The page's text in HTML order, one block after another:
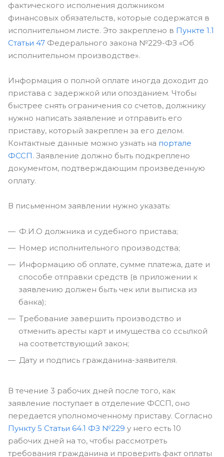
фактического исполнения должником
финансовых обязательств, которые содержатся в
исполнительном листе. Это закреплено в Пункте 1.1
Статьи 47 Федерального закона №229-ФЗ «Об
исполнительном производстве».
Информация о полной оплате иногда доходит до
пристава с задержкой или опозданием. Чтобы
быстрее снять ограничения со счетов, должнику
нужно написать заявление и отправить его
приставу, который закреплен за его делом.
Контактные данные можно узнать на портале
ФССП. Заявление должно быть подкреплено
документом, подтверждающим произведенную
оплату.
В письменном заявлении нужно указать:
Ф.И.О должника и судебного пристава;
Номер исполнительного производства;
Информацию об оплате, сумме платежа, дате и
способе отправки средств (в приложении к
заявлению должен быть чек или выписка из
банка);
Требование завершить производство и
отменить аресты карт и имущества со ссылкой
на соответствующий закон;
Дату и подпись гражданина-заявителя.
В течение 3 рабочих дней после того, как
заявление поступает в отделение ФССП, оно
передается уполномоченному приставу. Согласно
Пункту 5 Статьи 64.1 ФЗ №229 у него есть 10
рабочих дней на то, чтобы рассмотреть
требования гражданина и проверить факт оплаты